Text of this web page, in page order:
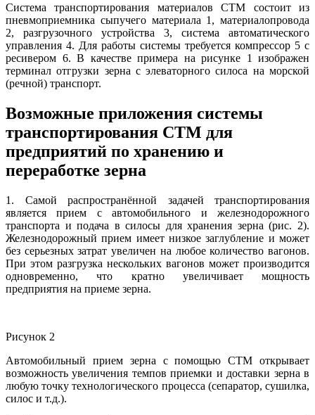
Система транспортирования материалов СТМ состоит из
пневмоприемника сыпучего материала 1, материалопровода
2, разгрузочного устройства 3, система автоматического
управления 4. Для работы системы требуется компрессор 5 с
ресивером 6. В качестве примера на рисунке 1 изображен
терминал отгрузки зерна с элеваторного силоса на морской
(речной) транспорт.
Возможные приложения системы
транспортирования СТМ для
предприятий по хранению и
переработке зерна
1. Самой распространённой задачей транспортирования
является прием с автомобильного и железнодорожного
транспорта и подача в силосы для хранения зерна (рис. 2).
Железнодорожный прием имеет низкое заглубление и может
без серьезных затрат увеличен на любое количество вагонов.
При этом разгрузка нескольких вагонов может производится
одновременно, что кратно увеличивает мощность
предприятия на приеме зерна.
Рисунок 2
Автомобильный прием зерна с помощью СТМ открывает
возможность увеличения темпов приемки и доставки зерна в
любую точку технологического процесса (сепаратор, сушилка,
силос и т.д.).